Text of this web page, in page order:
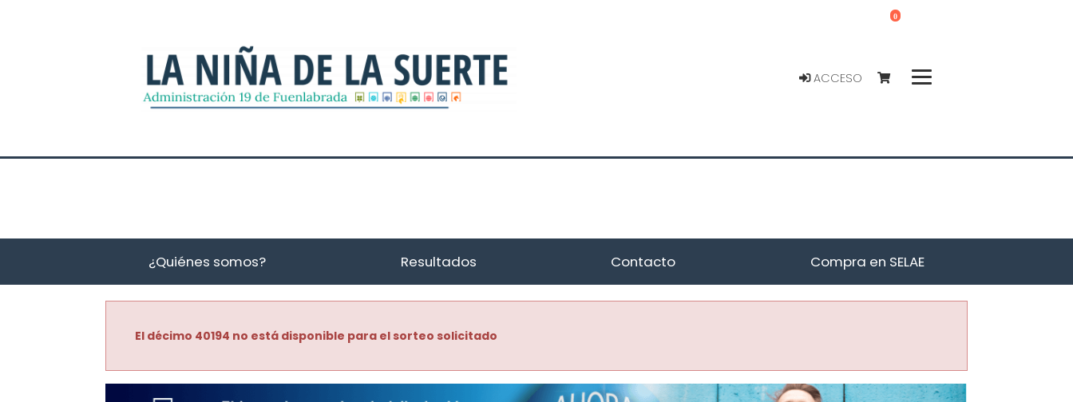
ACCESO
0
¿Quiénes somos? Resultados Contacto Compra en SELAE
El décimo 40194 no está disponible para el sorteo solicitado